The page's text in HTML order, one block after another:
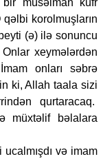
müsəlman küfr
korolmuşların
(ə) ilə sonuncu
xeymələrdən
onları səbrə
ki, Allah taala sizi
qurtaracaq.
müxtəlif bəlalara
və imam